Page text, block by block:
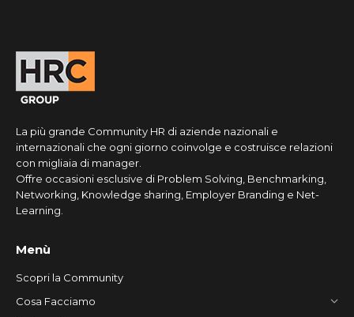
La più grande Community HR di aziende nazionali e
internazionali che ogni giorno coinvolge e costruisce relazioni
con migliaia di manager.
Offre occasioni esclusive di Problem Solving, Benchmarking,
Networking, Knowledge sharing, Employer Branding e Net-
Learning.
Menù
Scopri la Community
Cosa Facciamo